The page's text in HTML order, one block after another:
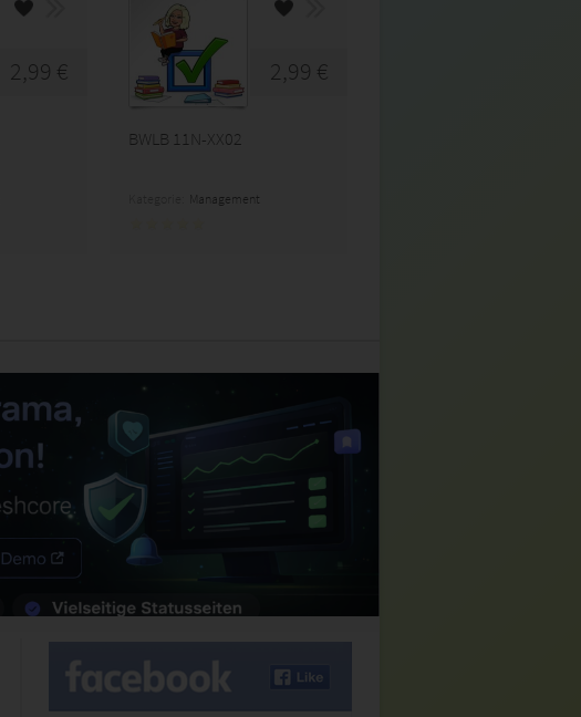
2,99 € 2,99 €
BWLB 11N-XX02
Management